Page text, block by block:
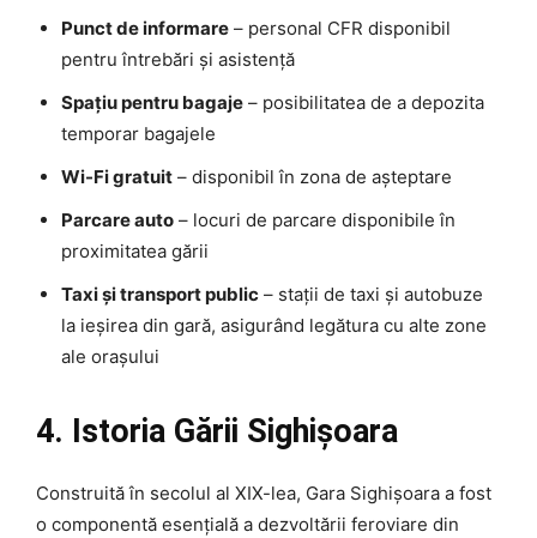
Punct de informare – personal CFR disponibil
pentru întrebări și asistență
Spațiu pentru bagaje – posibilitatea de a depozita
temporar bagajele
Wi-Fi gratuit – disponibil în zona de așteptare
Parcare auto – locuri de parcare disponibile în
proximitatea gării
Taxi și transport public – stații de taxi și autobuze
la ieșirea din gară, asigurând legătura cu alte zone
ale orașului
4. Istoria Gării Sighișoara
Construită în secolul al XIX-lea, Gara Sighișoara a fost
o componentă esențială a dezvoltării feroviare din